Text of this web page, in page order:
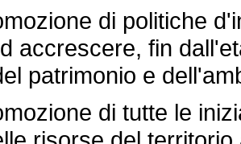
di politiche
accrescere, fin
patrimonio e
di tutte le